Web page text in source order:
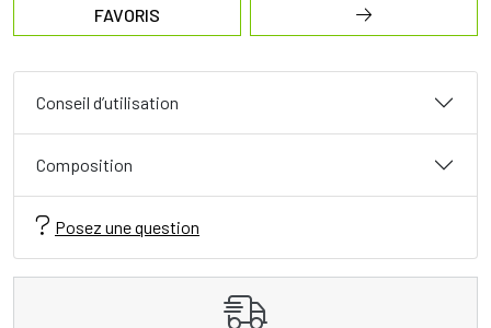
FAVORIS
Conseil d’utilisation
Composition
Posez une question